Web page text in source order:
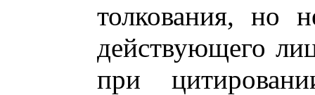
толкования, но
действующего
при